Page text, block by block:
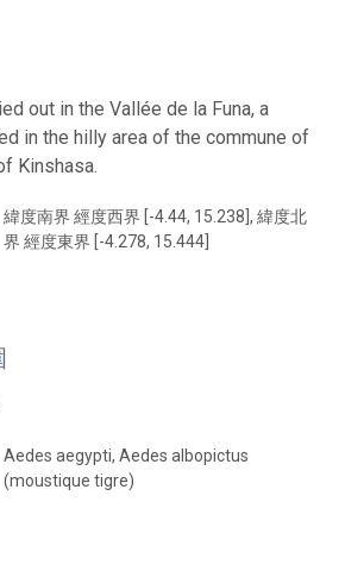
out in the Vallée de la Funa, a
in the hilly area of the commune of
Kinshasa.
緯度南界 經度西界 [-4.44, 15.238], 緯度北
界 經度東界 [-4.278, 15.444]
Aedes aegypti, Aedes albopictus
(moustique tigre)